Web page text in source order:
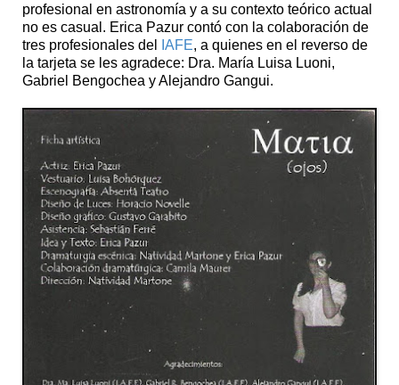
profesional en astronomía y a su contexto teórico actual
no es casual. Erica Pazur contó con la colaboración de
tres profesionales del
IAFE, a quienes en el reverso de
la tarjeta se les agradece: Dra. María Luisa Luoni,
Gabriel Bengochea y Alejandro Gangui.